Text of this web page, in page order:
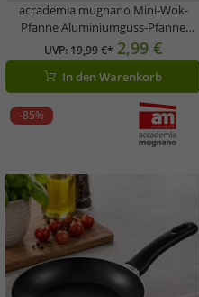
accademia mugnano Mini-Wok-
Pfanne Aluminiumguss-Pfanne
Bratpfanne Durchmesser 16cm
Made in Italy Schwarz
UVP:19,99 €* 2,99 €
In den Warenkorb
-85%